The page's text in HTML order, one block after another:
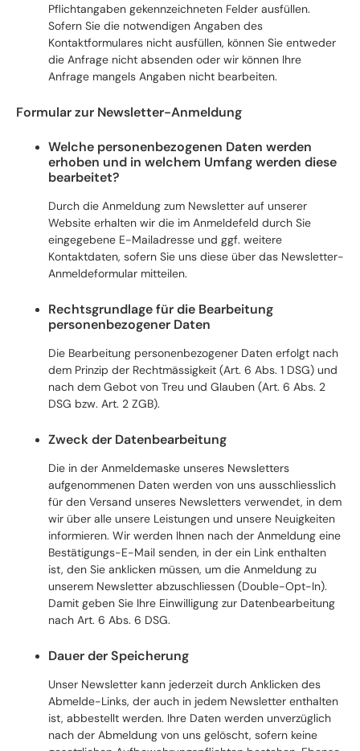
Pflichtangaben gekennzeichneten Felder ausfüllen.
Sofern Sie die notwendigen Angaben des
Kontaktformulares nicht ausfüllen, können Sie entweder
die Anfrage nicht absenden oder wir können Ihre
Anfrage mangels Angaben nicht bearbeiten.
Formular zur Newsletter-Anmeldung
Welche personenbezogenen Daten werden
erhoben und in welchem Umfang werden diese
bearbeitet?
Durch die Anmeldung zum Newsletter auf unserer
Website erhalten wir die im Anmeldefeld durch Sie
eingegebene E-Mailadresse und ggf. weitere
Kontaktdaten, sofern Sie uns diese über das Newsletter-
Anmeldeformular mitteilen.
Rechtsgrundlage für die Bearbeitung
personenbezogener Daten
Die Bearbeitung personenbezogener Daten erfolgt nach
dem Prinzip der Rechtmässigkeit (Art. 6 Abs. 1 DSG) und
nach dem Gebot von Treu und Glauben (Art. 6 Abs. 2
DSG bzw. Art. 2 ZGB).
Zweck der Datenbearbeitung
Die in der Anmeldemaske unseres Newsletters
aufgenommenen Daten werden von uns ausschliesslich
für den Versand unseres Newsletters verwendet, in dem
wir über alle unsere Leistungen und unsere Neuigkeiten
informieren. Wir werden Ihnen nach der Anmeldung eine
Bestätigungs-E-Mail senden, in der ein Link enthalten
ist, den Sie anklicken müssen, um die Anmeldung zu
unserem Newsletter abzuschliessen (Double-Opt-In).
Damit geben Sie Ihre Einwilligung zur Datenbearbeitung
nach Art. 6 Abs. 6 DSG.
Dauer der Speicherung
Unser Newsletter kann jederzeit durch Anklicken des
Abmelde-Links, der auch in jedem Newsletter enthalten
ist, abbestellt werden. Ihre Daten werden unverzüglich
nach der Abmeldung von uns gelöscht, sofern keine